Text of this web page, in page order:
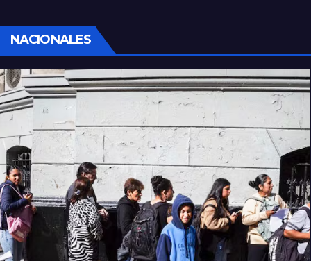
NACIONALES